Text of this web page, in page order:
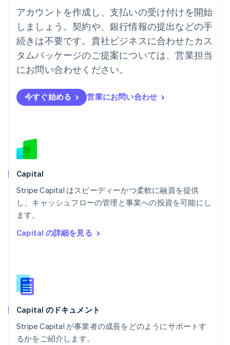
アカウントを作成し、支払いの受け付けを開始
しましょう。契約や、銀行情報の提出などの手
続きは不要です。貴社ビジネスに合わせたカス
タムパッケージのご提案については、営業担当
にお問い合わせください。
今すぐ始める 営業にお問い合わせ
Capital
Stripe Capital はスピーディーかつ柔軟に融資を提供
し、キャッシュフローの管理と事業への投資を可能にし
ます。
Capital の詳細を見る
Capital のドキュメント
Stripe Capital が事業者の成長をどのようにサポートす
るかをご紹介します。
Deutsch English
ニュージーランド
English
ノルウェー
ハンガリー
English
EnglishSvenska
ブラジル
ブルガリア
ベルギー
Nederlands
English
ポルトガル
English
Español
ラトビア
リトアニア
リヒテンシュタイン
DeutschEnglish